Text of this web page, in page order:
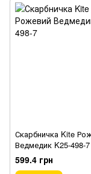
Скарбничка Kite
Ведмедик K25-498-7
599.4 грн